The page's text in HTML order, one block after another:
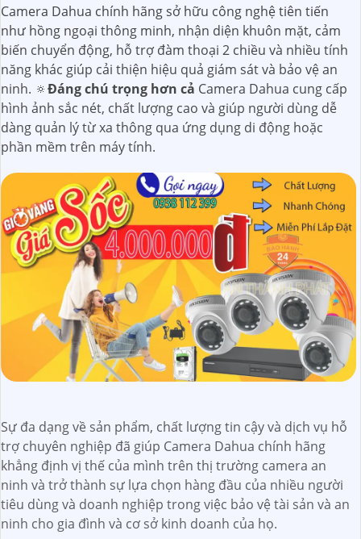
Camera Dahua chính hãng sở hữu công nghệ tiên tiến
như hồng ngoại thông minh, nhận diện khuôn mặt, cảm
biến chuyển động, hỗ trợ đàm thoại 2 chiều và nhiều tính
năng khác giúp cải thiện hiệu quả giám sát và bảo vệ an
ninh. 🔅Đáng chú trọng hơn cả Camera Dahua cung cấp
hình ảnh sắc nét, chất lượng cao và giúp người dùng dễ
dàng quản lý từ xa thông qua ứng dụng di động hoặc
phần mềm trên máy tính.
Sự đa dạng về sản phẩm, chất lượng tin cậy và dịch vụ hỗ
trợ chuyên nghiệp đã giúp Camera Dahua chính hãng
khẳng định vị thế của mình trên thị trường camera an
ninh và trở thành sự lựa chọn hàng đầu của nhiều người
tiêu dùng và doanh nghiệp trong việc bảo vệ tài sản và an
ninh cho gia đình và cơ sở kinh doanh của họ.